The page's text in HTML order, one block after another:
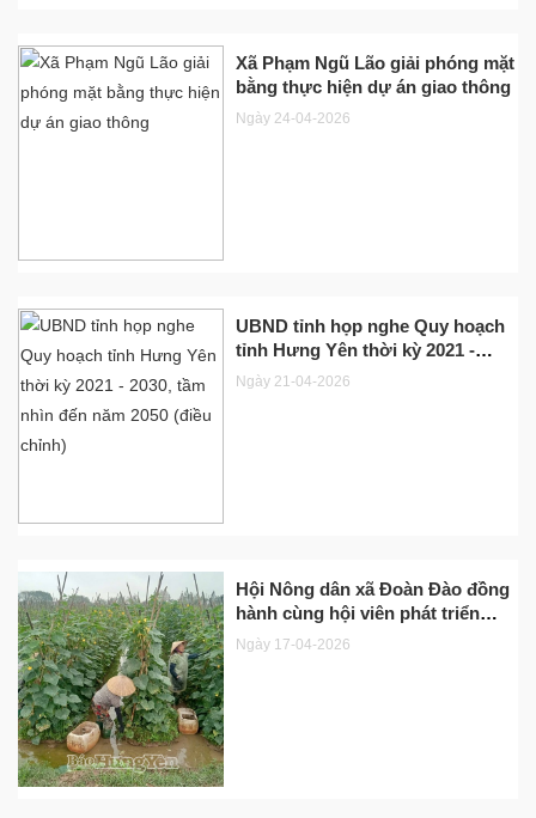
Xã Phạm Ngũ Lão giải phóng mặt
bằng thực hiện dự án giao thông
Ngày 24-04-2026
UBND tỉnh họp nghe Quy hoạch
tỉnh Hưng Yên thời kỳ 2021 -
2030, tầm nhìn đến năm 2050
Ngày 21-04-2026
Hội Nông dân xã Đoàn Đào đồng
hành cùng hội viên phát triển
kinh tế
Ngày 17-04-2026